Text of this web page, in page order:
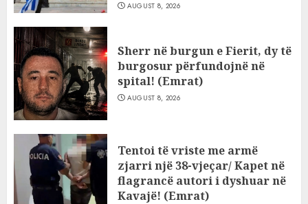
AUGUST 8, 2026
Sherr në burgun e Fierit, dy të
burgosur përfundojnë në
spital! (Emrat)
AUGUST 8, 2026
Tentoi të vriste me armë
zjarri një 38-vjeçar/ Kapet në
flagrancë autori i dyshuar në
Kavajë! (Emrat)